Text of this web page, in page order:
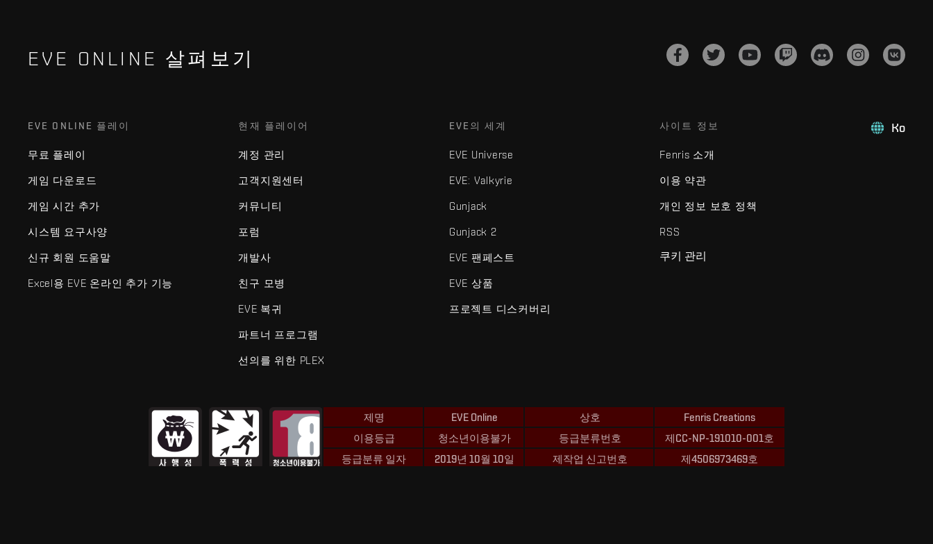
EVE ONLINE 살펴보기
Ko
EVE ONLINE 플레이
무료 플레이
게임 다운로드
게임 시간 추가
시스템 요구사양
신규 회원 도움말
Excel용 EVE 온라인 추가 기능
현재 플레이어
계정 관리
고객지원센터
커뮤니티
포럼
개발사
친구 모병
EVE 복귀
파트너 프로그램
선의를 위한 PLEX
EVE의 세계
EVE Universe
EVE: Valkyrie
Gunjack
Gunjack 2
EVE 팬페스트
EVE 상품
프로젝트 디스커버리
사이트 정보
Fenris 소개
이용 약관
개인 정보 보호 정책
RSS
쿠키 관리
제명
EVE Online
이용등급
청소년이용불가
등급분류 일자
2019년 10월 10일
상호
Fenris Creations
등급분류번호
제CC-NP-191010-001호
제작업 신고번호
제4506973469호